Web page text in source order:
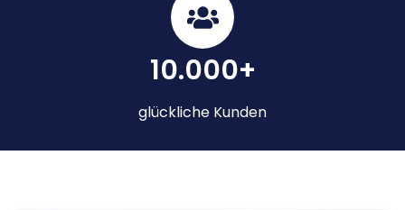
10.000+
glückliche Kunden